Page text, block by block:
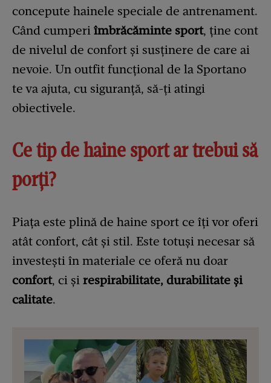
concepute hainele speciale de antrenament.
Când cumperi îmbrăcăminte sport, ține cont
de nivelul de confort și susținere de care ai
nevoie. Un outfit funcțional de la Sportano
te va ajuta, cu siguranță, să-ți atingi
obiectivele.
Ce tip de haine sport ar trebui să
porți?
Piața este plină de haine sport ce îți vor oferi
atât confort, cât și stil. Este totuși necesar să
investești în materiale ce oferă nu doar
confort, ci și respirabilitate, durabilitate și
calitate.